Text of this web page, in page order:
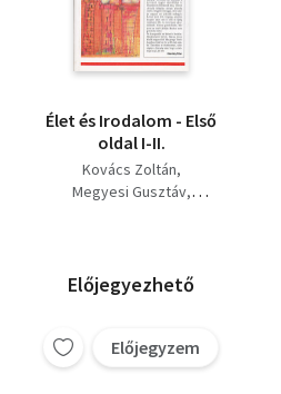
Élet és Irodalom - Első
oldal I-II.
Kovács Zoltán
Megyesi Gusztáv
Előjegyezhető
Előjegyzem